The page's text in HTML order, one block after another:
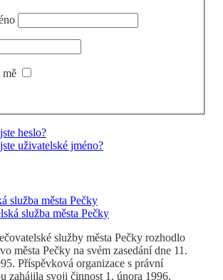
mě
heslo?
uživatelské jméno?
služba města Pečky
služby města Pečky rozhodlo
města Pečky na svém zasedání dne 11.
Příspěvková organizace s právní
zahájila svoji činnost 1. února 1996.